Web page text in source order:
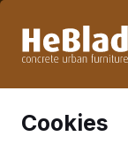
Woche 33 nicht.
Cookies